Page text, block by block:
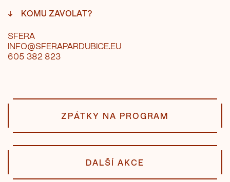
↓ KOMU ZAVOLAT?
SFERA
INFO@SFERAPARDUBICE.EU
605 382 823
ZPÁTKY NA PROGRAM
DALŠÍ AKCE